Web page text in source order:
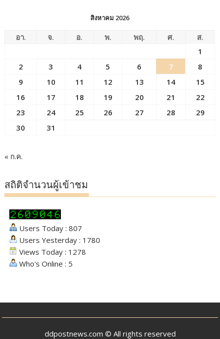
สิงหาคม 2026
อา. จ. อ. พ. พฤ. ศ.
ส.
1
2
3 4 5 6 7
8
9
10 11 12 13 14
15
16
17 18 19 20 21
22
23
24 25 26 27 28
29
30
31
« ก.ค.
สถิติจำนวนผู้เข้าชม
Users Today : 807
Users Yesterday : 1780
Views Today : 1278
Who's Online : 5
ddpostnews.com © All rights reserved